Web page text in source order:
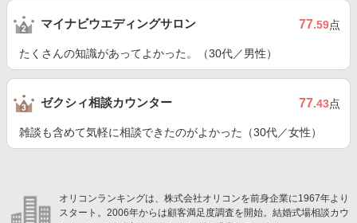
マイナビウエディングサロン 77.59点
たくさんの知識があってよかった。（30代／男性）
ゼクシィ相談カウンター 77.43点
雑談も含めて気軽に相談できたのがよかった（30代／女性）
オリコンランキングは、株式会社オリコンを前身企業に1967年より
スタート。2006年からは顧客満足度調査を開始。結婚式場相談カウ